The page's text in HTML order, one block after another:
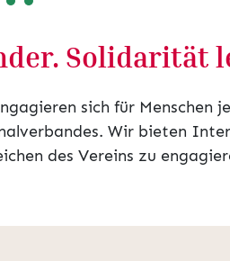
Solidarität
sich für Menschen
Wir bieten
des Vereins zu